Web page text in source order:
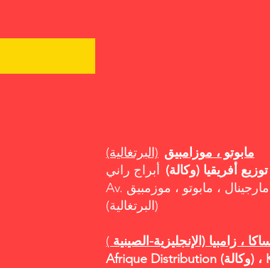
مابوتو ، موزامبيق (البرتغالية)
توزيع أفريقيا (وكالة)،
(البرتغالية)
، زامبيا (الإنجليزية-الصينية )
Afrique Distribution (وكالة) ، KK Mall Chinese